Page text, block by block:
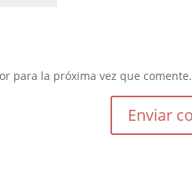
para la próxima vez que comente.